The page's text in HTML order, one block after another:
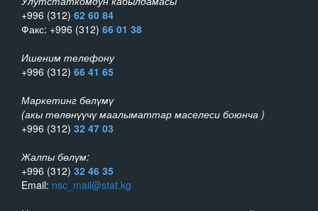
+996 (312) 62 60 84
Факс: +996 (312) 66 01 38
Ишеним телефону
+996 (312) 66 41 65
Маркетинг бөлүмү
(акы төлөнүүчү маалыматтар маселеси боюнча )
+996 (312) 32 47 03
Жалпы бөлүм:
+996 (312) 32 46 35
Email: nsc_mail@stat.kg